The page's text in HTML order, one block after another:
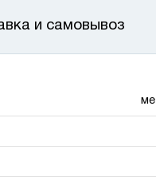
и самовывоз